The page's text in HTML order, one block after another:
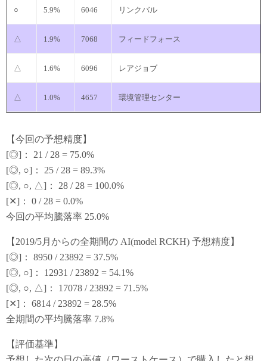
○ 5.9% 6046 リンクバル
△ 1.9% 7068 フィードフォース
△ 1.6% 6096 レアジョブ
△ 1.0% 4657 環境管理センター
【今回の予想精度】
[◎]： 21 / 28 = 75.0%
[◎, ○]： 25 / 28 = 89.3%
[◎, ○, △]： 28 / 28 = 100.0%
[✕]： 0 / 28 = 0.0%
今回の平均騰落率 25.0%
【2019/5月からの全期間の AI(model RCKH) 予想精度】
[◎]： 8950 / 23892 = 37.5%
[◎, ○]： 12931 / 23892 = 54.1%
[◎, ○, △]： 17078 / 23892 = 71.5%
[✕]： 6814 / 23892 = 28.5%
全期間の平均騰落率 7.8%
【評価基準】